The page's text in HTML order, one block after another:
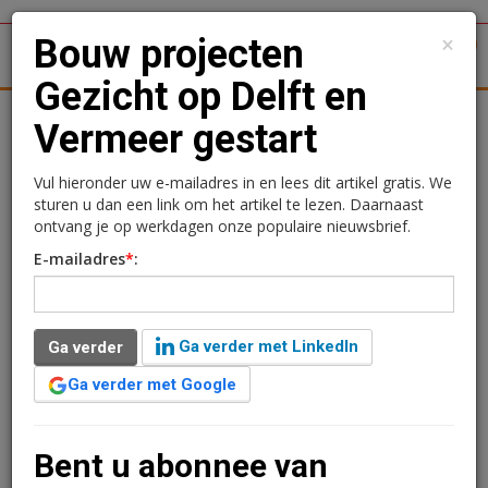
Woningmarkt
Bouw projecten Gezicht
op Delft en Vermeer
gestart
Lola Cooper
19 juli 2021 om 10:31
5 jaar geleden aangepast
2 minuten leestijd
De symbolische eerste paal is geslagen: de bouw van
penthouses. Daarnaast betaat het project Vermeer uit
×
Bouw projecten
Gezicht op Delft en
Vermeer gestart
Vul hieronder uw e-mailadres in en lees dit artikel gratis. We
sturen u dan een link om het artikel te lezen. Daarnaast
ontvang je op werkdagen onze populaire nieuwsbrief.
E-mailadres*:
Ga verder
Ga verder met LinkedIn
Ga verder met Google
Bent u abonnee van